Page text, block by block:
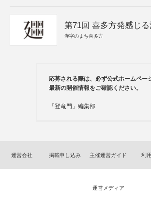
第71回 喜多方発感じ
漢字のまち喜多方
応募される際は、必ず公式ホームペー
最新の開催情報をご確認ください。
「登竜門」編集部
運営会社 掲載申し込み 主催運営ガイド 利
運営メディア